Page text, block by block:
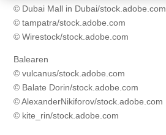
© Dubai Mall in Dubai/stock.adobe.com
© tampatra/stock.adobe.com
© Wirestock/stock.adobe.com
Balearen
© vulcanus/stock.adobe.com
© Balate Dorin/stock.adobe.com
© AlexanderNikiforov/stock.adobe.com
© kite_rin/stock.adobe.com